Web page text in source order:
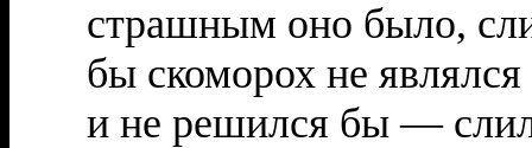
страшным оно было,
бы скоморох не
и не решился бы —